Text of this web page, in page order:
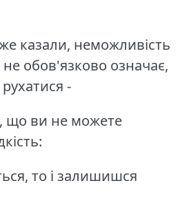
казали, неможливість
обов'язково означає,
-
що ви не можете
то і залишишся